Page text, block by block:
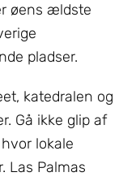
øens ældste
pladser.
katedralen og
Gå ikke glip af
lokale
Las Palmas